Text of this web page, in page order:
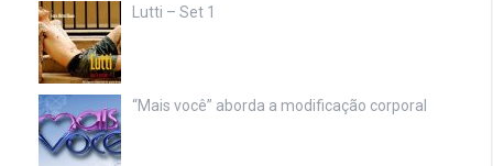
Lutti – Set 1
“Mais você” aborda a modificação corporal